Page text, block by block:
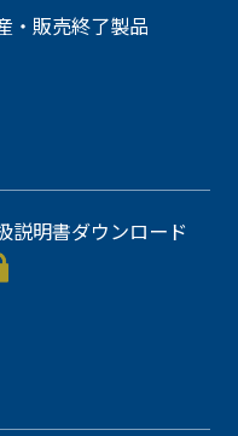
・販売終了製品
説明書ダウンロード